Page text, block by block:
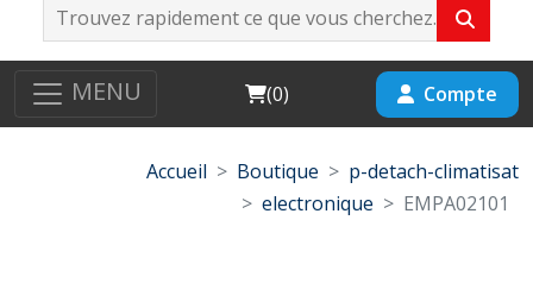
MENU Cart
(0) Compte
Accueil Boutique
p-detach-climatisat
electronique
EMPA02101